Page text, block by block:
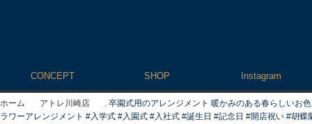
CONCEPT SHOP Instagram
ホーム アトレ川崎店
. 卒園式用のアレンジメント 暖かみのある春らしいお
ラワーアレンジメント #入学式 #入園式 #入社式 #誕生日 #記念日 #開店祝い #胡